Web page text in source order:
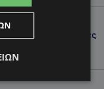
από 8.000 υπογραφές